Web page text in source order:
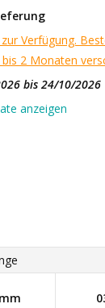
Verfügung.
2 Monaten
bis 24/10/2026
anzeigen